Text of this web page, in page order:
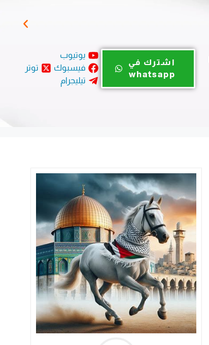
يوتيوب
فيسبوك
توتر
تيليجرام
اشترك في
whatsapp